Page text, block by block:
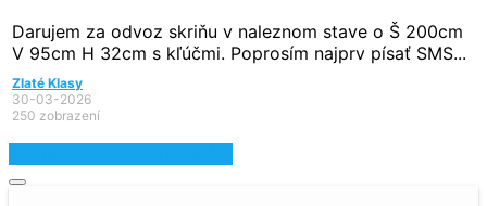
Darujem za odvoz skriňu v naleznom stave o Š 200cm
V 95cm H 32cm s kľúčmi. Poprosím najprv písať SMS...
Zlaté Klasy
30-03-2026
250 zobrazení